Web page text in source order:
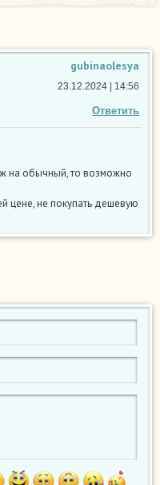
gubinaolesya
Ответить
23.12.2024 | 14:56
на обычный, то возможно
цене, не покупать дешевую